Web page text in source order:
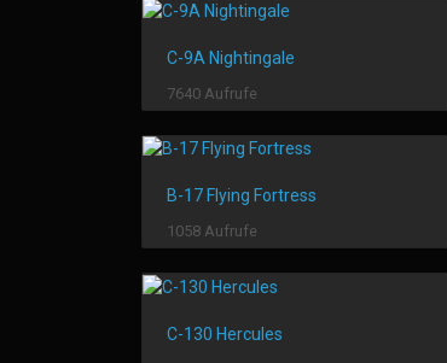
C-9A Nightingale
7640 Aufrufe
B-17 Flying Fortress
1058 Aufrufe
C-130 Hercules